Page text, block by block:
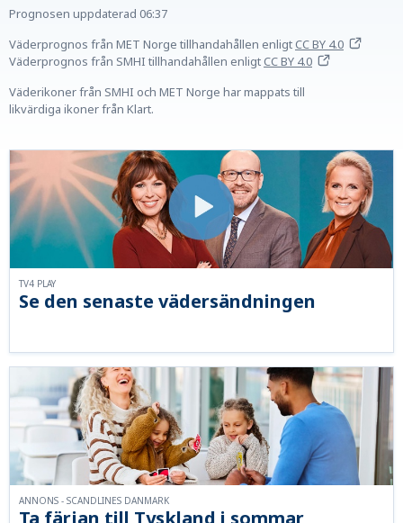
Prognosen uppdaterad 06:37
Väderprognos från MET Norge tillhandahållen enligtCC BY 4.0
Väderprognos från SMHI tillhandahållen enligtCC BY 4.0
Väderikoner från SMHI och MET Norge har mappats till
likvärdiga ikoner från Klart.
Se den senaste vädersändningen
TV4 PLAY
ANNONS - SCANDLINES DANMARK